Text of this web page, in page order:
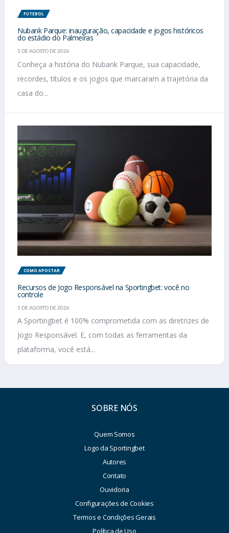
FUTEBOL
Nubank Parque: inauguração, capacidade e jogos históricos
do estádio do Palmeiras
5 DE AGOSTO DE 2026
Conheça a história do Nubank Parque, sua capacidade,
recordes, títulos e os jogos que marcaram a trajetória da
casa do...
COMO APOSTAR
Recursos de Jogo Responsável na Sportingbet: você no
controle
5 DE AGOSTO DE 2026
A Sportingbet é 100% comprometida com as diretrizes de
Jogo Responsável. E, com todas as ferramentas da
plataforma, você está...
SOBRE NÓS
Quem Somos
Logo da Sportingbet
Autores
Contato
Ouvidoria
Configurações de Cookies
Termos e Condições Gerais
Política de Uso